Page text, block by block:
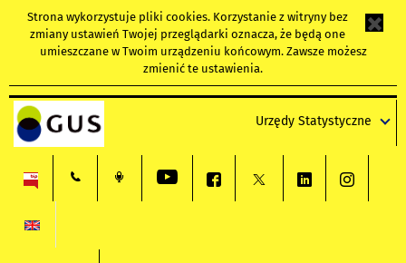
Strona wykorzystuje pliki cookies. Korzystanie z witryny bez
zmiany ustawień Twojej przeglądarki oznacza, że będą one
umieszczane w Twoim urządzeniu końcowym. Zawsze możesz
zmienić te ustawienia.
Urzędy Statystyczne